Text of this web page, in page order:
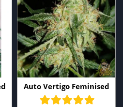
Auto Vertigo Feminised